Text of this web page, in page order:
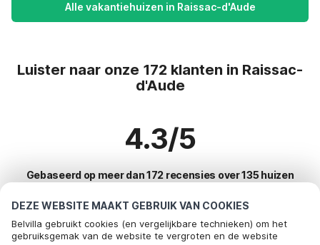
DEZE WEBSITE MAAKT GEBRUIK VAN COOKIES
Belvilla gebruikt cookies (en vergelijkbare technieken) om het
gebruiksgemak van de website te vergroten en de website
Alle vakantiehuizen in Raissac-d'Aude
Luister naar onze 172 klanten in Raissac-
d'Aude
4.3/5
Gebaseerd op meer dan 172 recensies over 135 huizen
Meest populaire bestemmingen voor